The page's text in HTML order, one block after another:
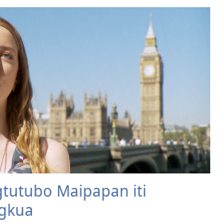
Maipapan iti